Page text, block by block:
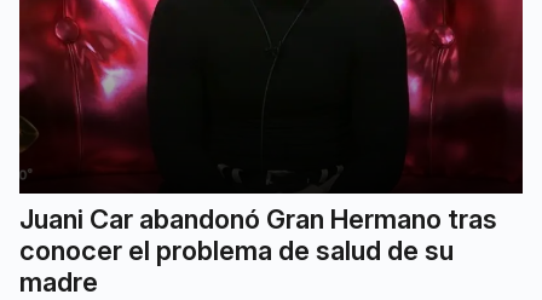
Juani Car abandonó Gran Hermano tras
conocer el problema de salud de su
madre